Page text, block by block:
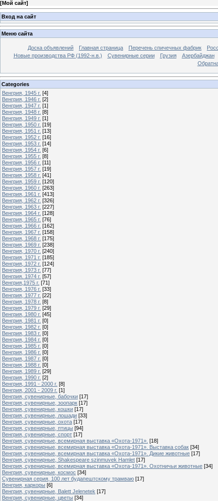
[Мой сайт]
Вход на сайт
Меню сайта
Доска объявлений Главная страница Перечень спичечных фабрик
Новые производства РФ (1992-н.в.)
Сувенирные серии Грузия
Азербайджан
Categories
Венгрия, 1945 г. [4]
Венгрия, 1946 г. [2]
Венгрия, 1947 г. [1]
Венгрия, 1948 г. [8]
Венгрия, 1949 г. [1]
Венгрия, 1950 г. [19]
Венгрия, 1951 г. [13]
Венгрия, 1952 г. [16]
Венгрия, 1953 г. [14]
Венгрия, 1954 г. [6]
Венгрия, 1955 г. [8]
Венгрия, 1956 г. [11]
Венгрия, 1957 г. [19]
Венгрия, 1958 г. [41]
Венгрия, 1959 г. [120]
Венгрия, 1960 г. [263]
Венгрия, 1961 г. [413]
Венгрия, 1962 г. [326]
Венгрия, 1963 г. [227]
Венгрия, 1964 г. [128]
Венгрия, 1965 г. [76]
Венгрия, 1966 г. [162]
Венгрия, 1967 г. [158]
Венгрия, 1968 г. [175]
Венгрия, 1969 г. [238]
Венгрия, 1970 г. [240]
Венгрия, 1971 г. [185]
Венгрия, 1972 г. [124]
Венгрия, 1973 г. [77]
Венгрия. 1974 г. [57]
Венгрия,1975 г. [71]
Венгрия, 1976 г. [33]
Венгрия, 1977 г. [22]
Венгрия, 1978 г. [8]
Венгрия, 1979 г. [29]
Венгрия, 1980 г. [45]
Венгрия, 1981 г. [0]
Венгрия, 1982 г. [0]
Венгрия, 1983 г. [0]
Венгрия, 1984 г. [0]
Венгрия, 1985 г. [0]
Венгрия, 1986 г. [0]
Венгрия, 1987 г. [0]
Венгрия, 1988 г. [0]
Венгрия, 1989 г. [29]
Венгрия, 1990 г. [2]
Венгрия, 1991 - 2000 г. [8]
Венгрия, 2001 - 2009 г. [1]
Венгрия, сувенирные, бабочки [17]
Венгрия, сувенирные, зоопарк [17]
Венгрия, сувенирные, кошки [17]
Венгрия, сувенирные, лошади [33]
Венгрия, сувенирные, охота [17]
Венгрия, сувенирные, птицы [94]
Венгрия, сувенирные, спорт [17]
Венгрия, сувенирные, всемирная выставка «Охота-1971». [18]
Венгрия, сувенирные, всемирная выставка «Охота-1971». Выставка собак [34]
Венгрия, сувенирные, всемирная выставка «Охота-1971». Дикие животные [17]
Венгрия, сувенирные, Shakespeare szinmuvek Hamlet [17]
Венгрия, сувенирные, всемирная выставка «Охота-1971». Охотничьи животные [34]
Венгрия, сувенирные, космос [34]
Сувенирная серия, 100 лет будапештскому трамваю [17]
Венгрия, каркоры [6]
Венгрия, сувенирные, Balett Jelenetek [17]
Венгрия, сувенирные, цветы [34]